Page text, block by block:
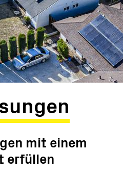
mit einem
erfüllen